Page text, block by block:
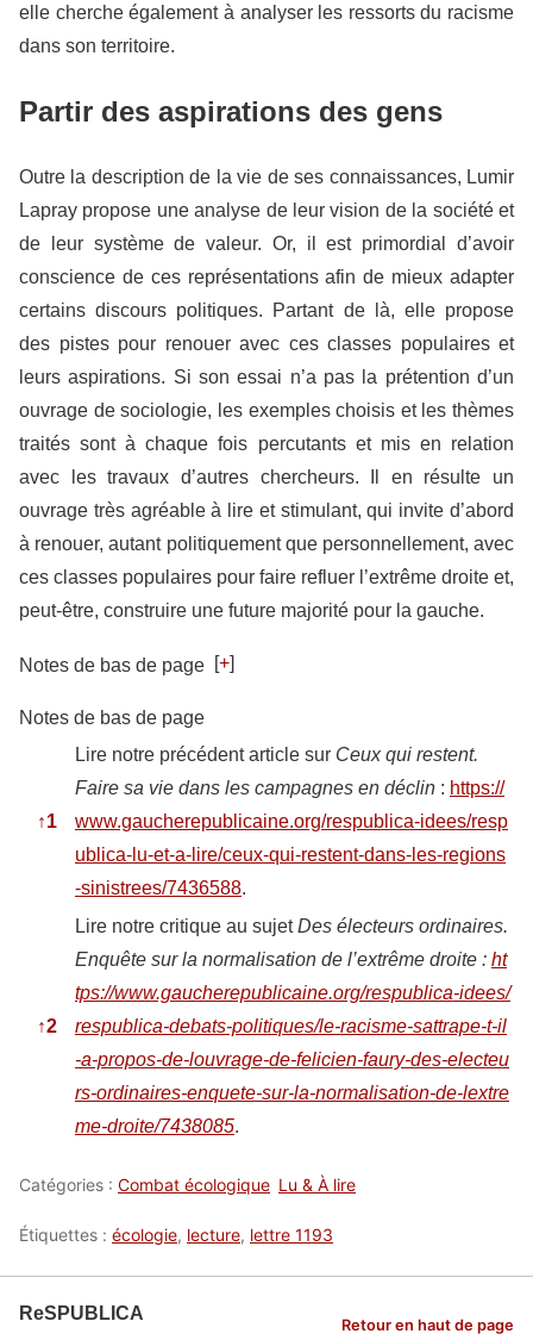
elle cherche également à analyser les ressorts du racisme
dans son territoire.
Partir des aspirations des gens
Outre la description de la vie de ses connaissances, Lumir
Lapray propose une analyse de leur vision de la société et
de leur système de valeur. Or, il est primordial d’avoir
conscience de ces représentations afin de mieux adapter
certains discours politiques. Partant de là, elle propose
des pistes pour renouer avec ces classes populaires et
leurs aspirations. Si son essai n’a pas la prétention d’un
ouvrage de sociologie, les exemples choisis et les thèmes
traités sont à chaque fois percutants et mis en relation
avec les travaux d’autres chercheurs. Il en résulte un
ouvrage très agréable à lire et stimulant, qui invite d’abord
à renouer, autant politiquement que personnellement, avec
ces classes populaires pour faire refluer l’extrême droite et,
peut-être, construire une future majorité pour la gauche.
Notes de bas de page [+]
Notes de bas de page
↑1
Lire notre précédent article sur Ceux qui restent.
Faire sa vie dans les campagnes en déclin : https://
www.gaucherepublicaine.org/respublica-idees/resp
ublica-lu-et-a-lire/ceux-qui-restent-dans-les-regions
-sinistrees/7436588.
↑2
Lire notre critique au sujetDes électeurs ordinaires.
Enquête sur la normalisation de l’extrême droite : ht
tps://www.gaucherepublicaine.org/respublica-idees/
respublica-debats-politiques/le-racisme-sattrape-t-il
-a-propos-de-louvrage-de-felicien-faury-des-electeu
rs-ordinaires-enquete-sur-la-normalisation-de-lextre
me-droite/7438085.
Catégories : Combat écologique Lu & À lire
Étiquettes : écologie, lecture, lettre 1193
ReSPUBLICA
Retour en haut de page